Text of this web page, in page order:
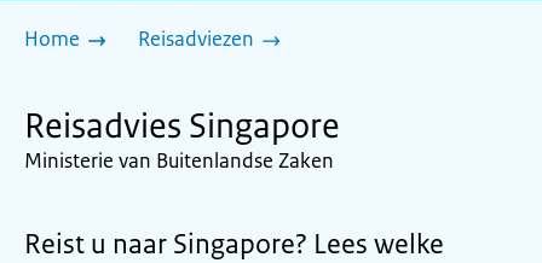
Home Reisadviezen
Reisadvies Singapore
Ministerie van Buitenlandse Zaken
Reist u naar Singapore? Lees welke